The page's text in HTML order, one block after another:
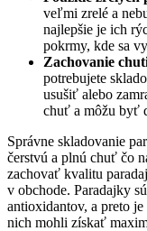
veľmi zrelé a
najlepšie je ich
pokrmy, kde sa
Zachovanie
potrebujete
usušiť alebo
chuť a môžu byť
Správne skladovanie
čerstvú a plnú chuť čo
zachovať kvalitu
v obchode. Paradajky
antioxidantov, a preto
nich mohli získať